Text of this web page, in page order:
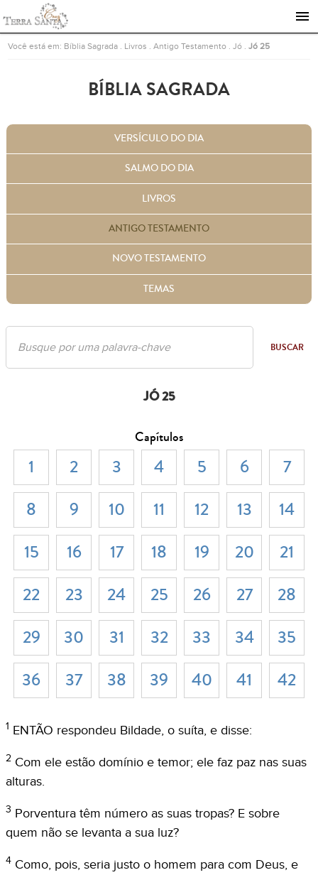
Ir para a página inicial
Você está em: Bíblia Sagrada Livros .Antigo Testamento .Jó .Jó 25
BÍBLIA SAGRADA
VERSÍCULO DO DIA
SALMO DO DIA
LIVROS
ANTIGO TESTAMENTO
NOVO TESTAMENTO
TEMAS
BUSCAR
JÓ 25
1 ENTÃO respondeu Bildade, o suíta, e disse:
2 Com ele estão domínio e temor; ele faz paz nas suas
alturas.
3 Porventura têm número as suas tropas? E sobre
quem não se levanta a sua luz?
4 Como, pois, seria justo o homem para com Deus, e
Capítulos
1 2 3 4 5 6
7
8
9 10 11 12 13
14
15
16 17 18 19 20
21
22
23 24 25 26 27
28
29
30 31 32 33 34
35
36
37 38 39 40 41 42